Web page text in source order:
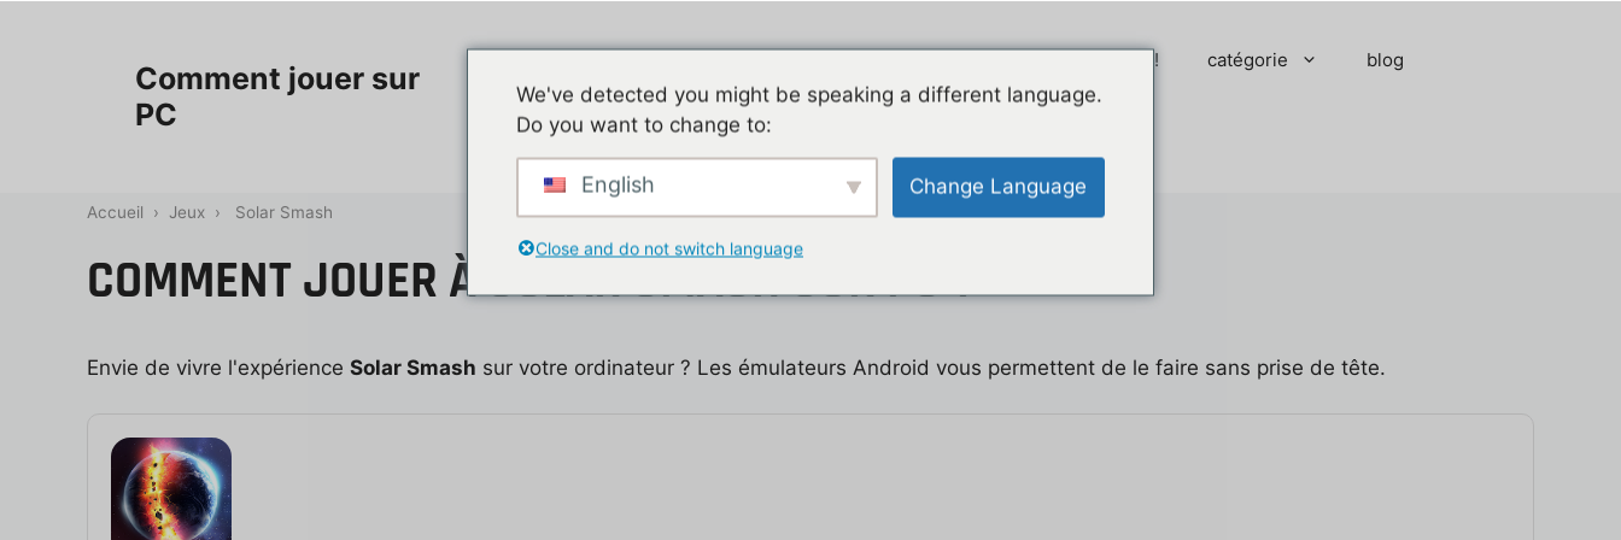
Comment jouer sur
PC
Les jeux mobiles du moment ! catégorie blog
Contact
Accueil › Jeux › Solar Smash
COMMENT JOUER À SOLAR SMASH SUR PC ?
Envie de vivre l'expérience Solar Smash sur votre ordinateur ? Les émulateurs Android vous permettent de le faire sans prise de tête.
We've detected you might be speaking a different language.
Do you want to change to:
English Change Language
Close and do not switch language